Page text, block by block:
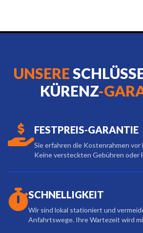
UNSERE
KÜRENZ-
FESTPREIS-GARANTIE
Sie erfahren die Kostenrahmen
Keine versteckten Gebühren oder
SCHNELLIGKEIT
Wir sind lokal stationiert und
Anfahrtswege. Ihre Wartezeit wird